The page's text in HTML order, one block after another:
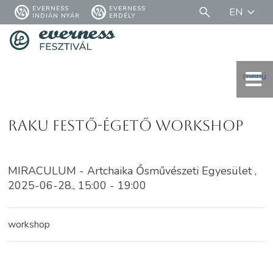
EVERNESS
INDIÁN NYÁR
EVERNESS
ERDÉLY
EN
menü
Raku festő-égető workshop
MIRACULUM - Artchaika Ősművészeti Egyesület ,
2025-06-28., 15:00 - 19:00
workshop